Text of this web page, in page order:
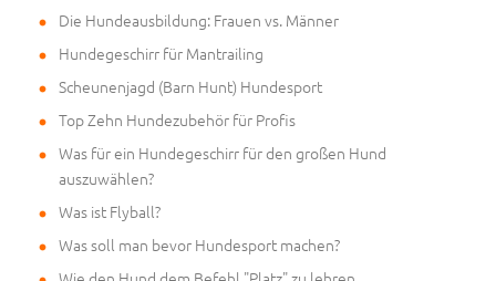
Die Hundeausbildung: Frauen vs. Männer
Hundegeschirr für Mantrailing
Scheunenjagd (Barn Hunt) Hundesport
Top Zehn Hundezubehör für Profis
Was für ein Hundegeschirr für den großen Hund
auszuwählen?
Was ist Flyball?
Was soll man bevor Hundesport machen?